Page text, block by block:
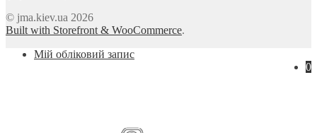
© jma.kiev.ua 2026
Built with Storefront & WooCommerce.
Мій обліковий запис
0